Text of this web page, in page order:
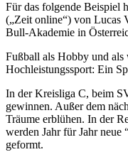
Für das folgende Beispiel
(„Zeit online“) von Lucas
Bull-Akademie in
Fußball als Hobby und als
Hochleistungssport: Ein
In der Kreisliga C, beim
gewinnen. Außer dem
Träume erblühen. In der
werden Jahr für Jahr neue
geformt.